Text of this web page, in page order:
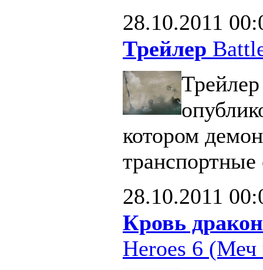
28.10.2011
Трейлер
котором
транспортные
28.10.2011
Кровь
Heroes 6 (Меч